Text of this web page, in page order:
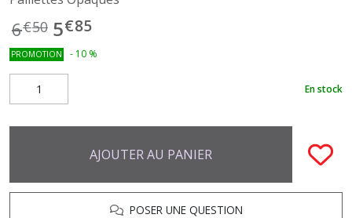
6€50 5€85
PROMOTION - 10 %
En stock
AJOUTER AU PANIER
POSER UNE QUESTION